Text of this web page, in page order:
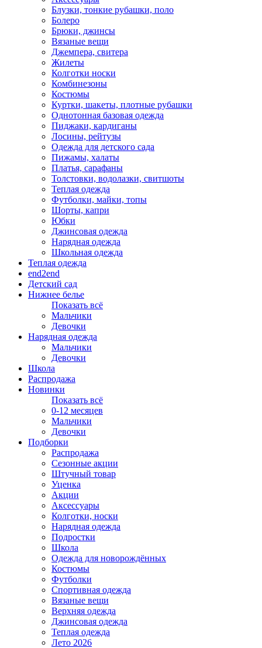
Блузки, тонкие рубашки, поло
Болеро
Брюки, джинсы
Вязаные вещи
Джемпера, свитера
Жилеты
Колготки носки
Комбинезоны
Костюмы
Куртки, шакеты, плотные рубашки
Однотонная базовая одежда
Пиджаки, кардиганы
Лосины, рейтузы
Одежда для детского сада
Пижамы, халаты
Платья, сарафаны
Толстовки, водолазки, свитшоты
Теплая одежда
Футболки, майки, топы
Шорты, капри
Юбки
Джинсовая одежда
Нарядная одежда
Школьная одежда
Теплая одежда
end2end
Детский сад
Нижнее белье
Показать всё
Мальчики
Девочки
Нарядная одежда
Мальчики
Девочки
Школа
Распродажа
Новинки
Показать всё
0-12 месяцев
Мальчики
Девочки
Подборки
Распродажа
Сезонные акции
Штучный товар
Уценка
Акции
Аксессуары
Колготки, носки
Нарядная одежда
Подростки
Школа
Одежда для новорождённых
Костюмы
Футболки
Спортивная одежда
Вязаные вещи
Верхняя одежда
Джинсовая одежда
Теплая одежда
Лето 2026